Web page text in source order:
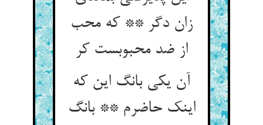
زان دگر ** که محب
از ضد محبوبست کر
آن یکی بانگ این که
اینک حاضرم ** بانگ